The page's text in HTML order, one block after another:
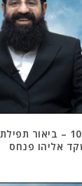
קבלה ותפילה 10 –
אליהו פנחס